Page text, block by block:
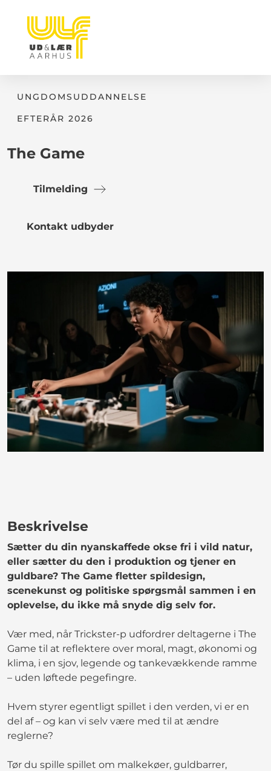
UNGDOMSUDDANNELSE
EFTERÅR 2026
The Game
Tilmelding
Kontakt udbyder
Beskrivelse
Sætter du din nyanskaffede okse fri i vild natur,
eller sætter du den i produktion og tjener en
guldbare? The Game fletter spildesign,
scenekunst og politiske spørgsmål sammen i en
oplevelse, du ikke må snyde dig selv for.
Vær med, når Trickster-p udfordrer deltagerne i The
Game til at reflektere over moral, magt, økonomi og
klima, i en sjov, legende og tankevækkende ramme
– uden løftede pegefingre.
Hvem styrer egentligt spillet i den verden, vi er en
del af – og kan vi selv være med til at ændre
reglerne?
Tør du spille spillet om malkekøer, guldbarrer,